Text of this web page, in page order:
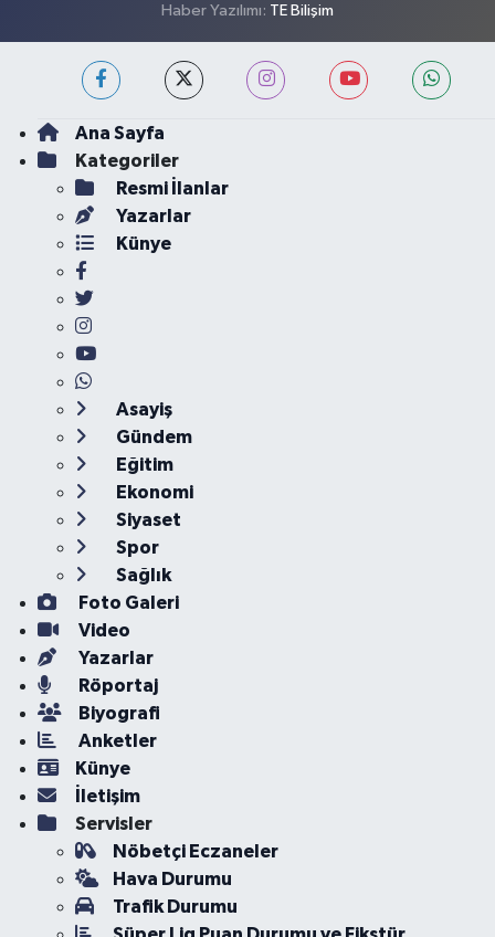
Haber Yazılımı: TE Bilişim
Ana Sayfa
Kategoriler
Resmi İlanlar
Yazarlar
Künye
Asayiş
Gündem
Eğitim
Ekonomi
Siyaset
Spor
Sağlık
Foto Galeri
Video
Yazarlar
Röportaj
Biyografi
Anketler
Künye
İletişim
Servisler
Nöbetçi Eczaneler
Hava Durumu
Trafik Durumu